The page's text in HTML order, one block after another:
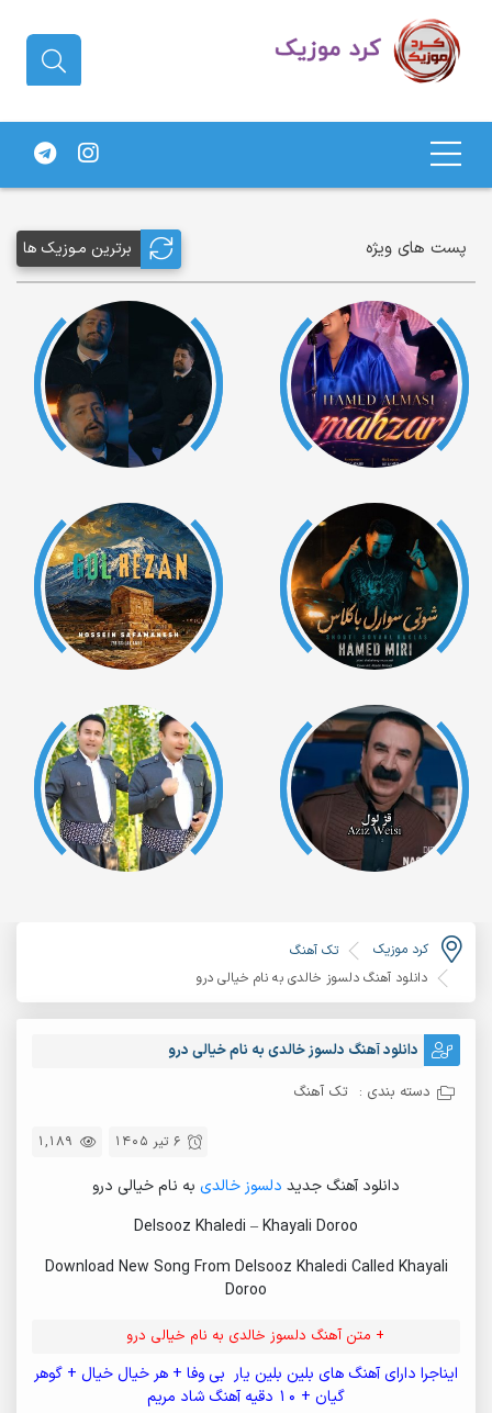
های کردی
پست های ویژه برترین مـوزیک ها
کرد موزیک
تک آهنگ
دانلود آهنگ دلسوز خالدی به نام خیالی درو
دانلود آهنگ دلسوز خالدی به نام خیالی درو
دسته بندی : تک آهنگ
1,189 6 تیر 1405
دانلود آهنگ جدید دلسوز خالدی به نام خیالی درو
Delsooz Khaledi – Khayali Doroo
Download New Song From Delsooz Khaledi Called Khayali
Doroo
+ متن آهنگ دلسوز خالدی به نام خیالی درو
ایناجرا دارای آهنگ های بلین بلین یار بی وفا + هر خیال خیال + گوهر
گیان + 10 دقیه آهنگ شاد مریم